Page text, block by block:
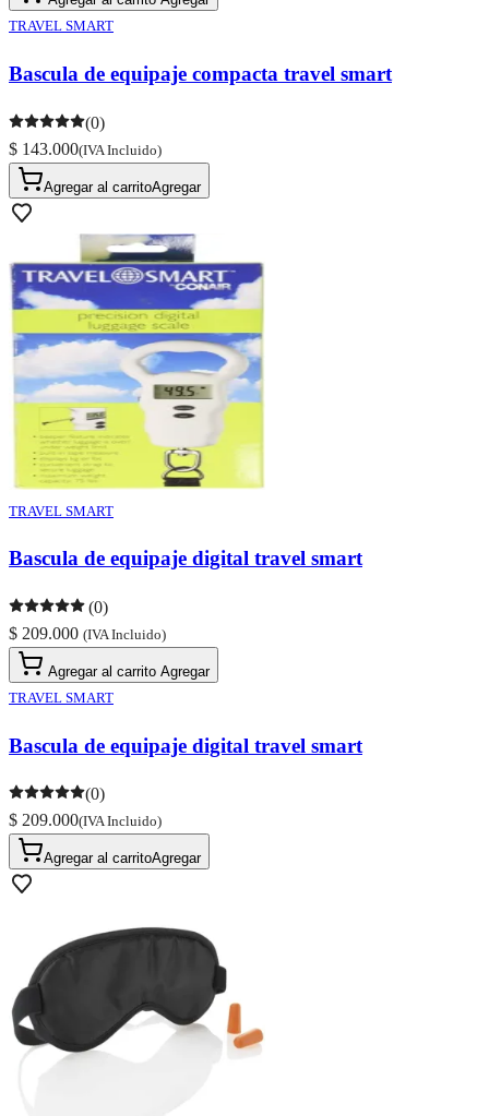
TRAVEL SMART
Bascula de equipaje compacta travel smart
(0)
$ 143.000(IVA Incluido)
Agregar al carritoAgregar
TRAVEL SMART
Bascula de equipaje digital travel smart
(0)
$ 209.000 (IVA Incluido)
Agregar al carrito Agregar
TRAVEL SMART
Bascula de equipaje digital travel smart
(0)
$ 209.000(IVA Incluido)
Agregar al carritoAgregar